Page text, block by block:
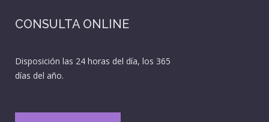
CONSULTA ONLINE
Disposición las 24 horas del día, los 365
días del año.